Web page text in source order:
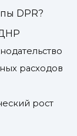
DPR?
расходов
рост